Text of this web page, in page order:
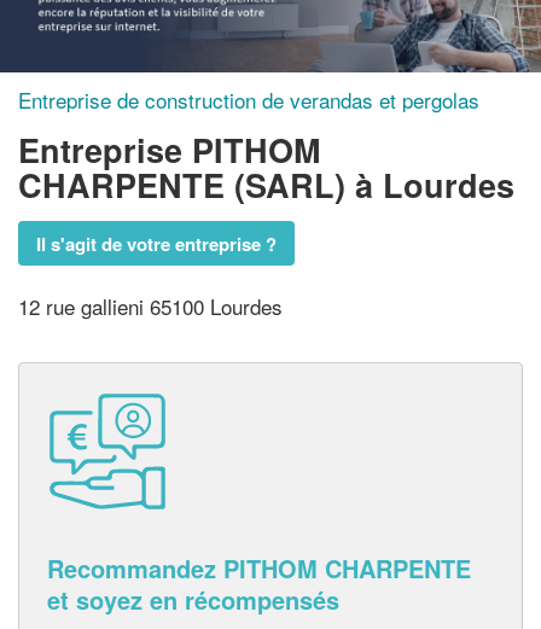
Entreprise de construction de verandas et pergolas
Entreprise PITHOM
CHARPENTE (SARL) à Lourdes
Il s'agit de votre entreprise ?
12 rue gallieni 65100 Lourdes
Recommandez PITHOM CHARPENTE
et soyez en récompensés